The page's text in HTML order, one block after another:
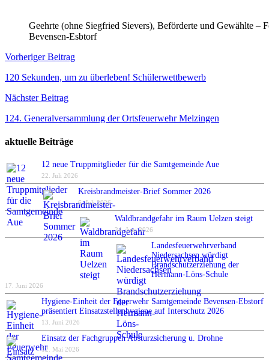
Geehrte (ohne Siegfried Sievers), Beförderte und Gewählte –
Bevensen-Esbtorf
Beitragsnavigation
Vorheriger Beitrag
120 Sekunden, um zu überleben! Schülerwettbewerb
Nächster Beitrag
124. Generalversammlung der Ortsfeuerwehr Melzingen
aktuelle Beiträge
12 neue Truppmitglieder für die Samtgemeinde Aue
22. Juli 2026
Kreisbrandmeister-Brief Sommer 2026
6. Juli 2026
Waldbrandgefahr im Raum Uelzen steigt
24. Juni 2026
Landesfeuerwehrverband
Niedersachsen würdigt
Brandschutzerziehung der
Hermann-Löns-Schule
17. Juni 2026
Hygiene-Einheit der Feuerwehr Samtgemeinde Bevensen-Ebstorf
präsentiert Einsatzstellenhygiene auf Interschutz 2026
13. Juni 2026
Einsatz der Fachgruppen Absturzsicherung u. Drohne
12. Mai 2026